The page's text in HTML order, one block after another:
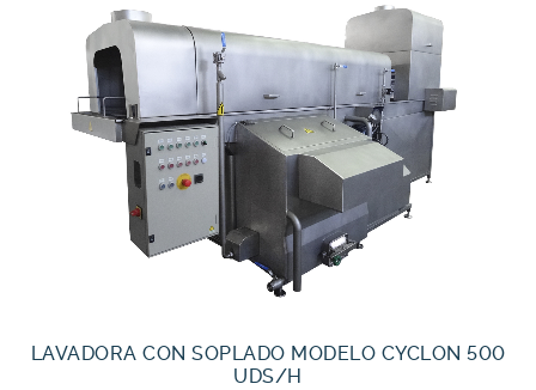
LAVADORA CON SOPLADO MODELO CYCLON 500
UDS/H